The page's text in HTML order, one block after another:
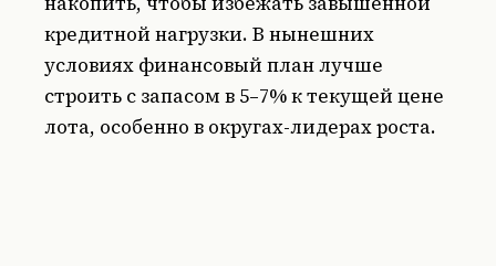
кредитной нагрузки. В нынешних
условиях финансовый план лучше
строить с запасом в 5–7% к текущей цене
лота, особенно в округах-лидерах роста.